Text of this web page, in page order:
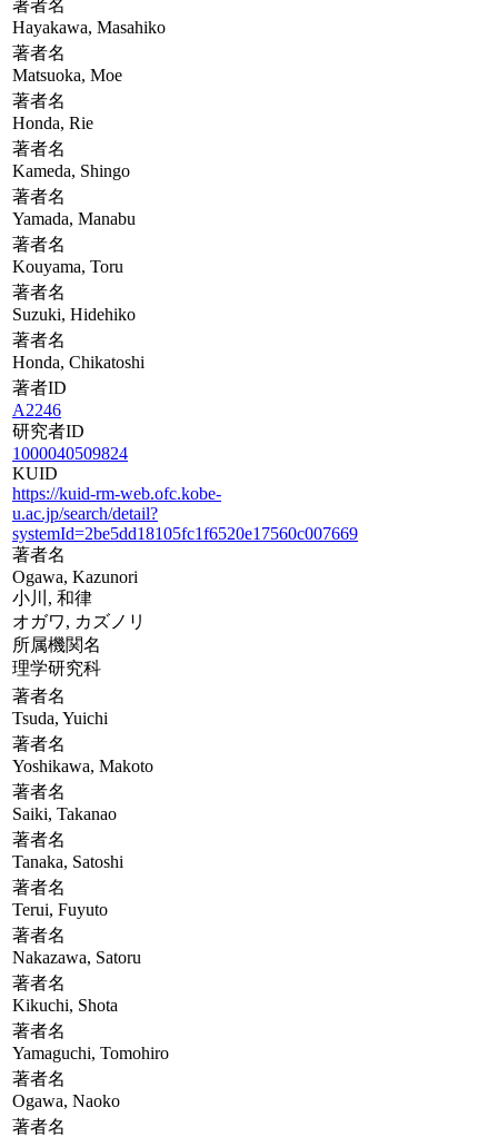
著者名
Hayakawa, Masahiko
著者名
Matsuoka, Moe
著者名
Honda, Rie
著者名
Kameda, Shingo
著者名
Yamada, Manabu
著者名
Kouyama, Toru
著者名
Suzuki, Hidehiko
著者名
Honda, Chikatoshi
著者ID
A2246
研究者ID
1000040509824
KUID
https://kuid-rm-web.ofc.kobe-
u.ac.jp/search/detail?
systemId=2be5dd18105fc1f6520e17560c007669
著者名
Ogawa, Kazunori
小川, 和律
オガワ, カズノリ
所属機関名
理学研究科
著者名
Tsuda, Yuichi
著者名
Yoshikawa, Makoto
著者名
Saiki, Takanao
著者名
Tanaka, Satoshi
著者名
Terui, Fuyuto
著者名
Nakazawa, Satoru
著者名
Kikuchi, Shota
著者名
Yamaguchi, Tomohiro
著者名
Ogawa, Naoko
著者名